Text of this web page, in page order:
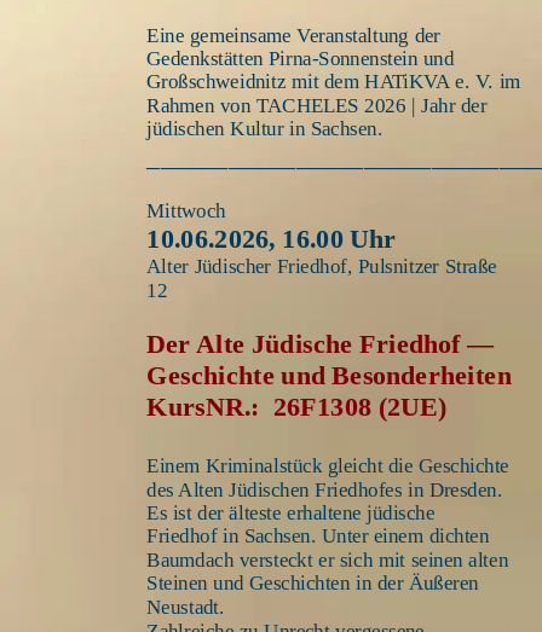
Eine gemeinsame Veranstaltung der
Gedenkstätten Pirna-Sonnenstein und
Großschweidnitz mit dem HATiKVA e. V. im
Rahmen von TACHELES 2026 | Jahr der
jüdischen Kultur in Sachsen.
Mittwoch
10.06.2026, 16.00 Uhr
Alter Jüdischer Friedhof, Pulsnitzer Straße
12
Der Alte Jüdische Friedhof —
Geschichte und Besonderheiten
KursNR.:  26F1308 (2UE)
Einem Kriminalstück gleicht die Geschichte
des Alten Jüdischen Friedhofes in Dresden.
Es ist der älteste erhaltene jüdische
Friedhof in Sachsen. Unter einem dichten
Baumdach versteckt er sich mit seinen alten
Steinen und Geschichten in der Äußeren
Neustadt.